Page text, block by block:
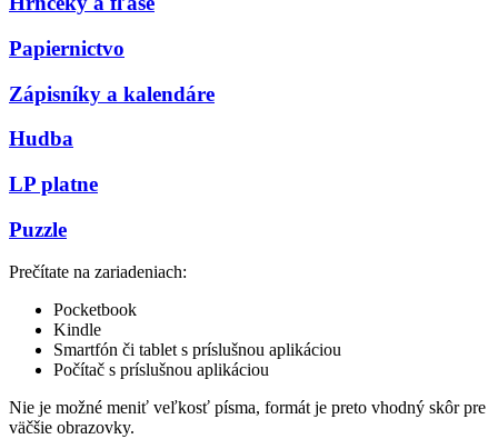
Papiernictvo
Zápisníky a kalendáre
Hudba
LP platne
Puzzle
Prečítate na zariadeniach:
Pocketbook
Kindle
Smartfón či tablet s príslušnou aplikáciou
Počítač s príslušnou aplikáciou
Nie je možné meniť veľkosť písma, formát je preto vhodný skôr pre
väčšie obrazovky.